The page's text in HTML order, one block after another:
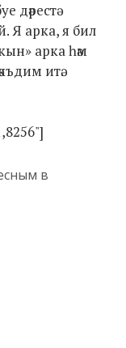
дәрестә
Я арка, я бил
арка һәм
итә.
в